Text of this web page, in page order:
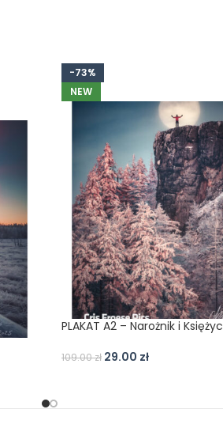
-73%
NEW
PLAKAT A2 – Narożnik i Księżyc
109.00zł 29.00 zł